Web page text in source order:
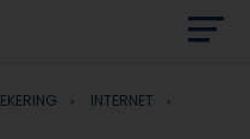
INTERNET